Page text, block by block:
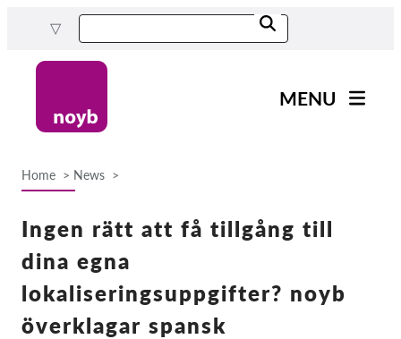
content
MENU
Projects
Reports & Resources
Home News
Ingen rätt att få tillgång till
dina egna
lokaliseringsuppgifter? noyb
överklagar spansk